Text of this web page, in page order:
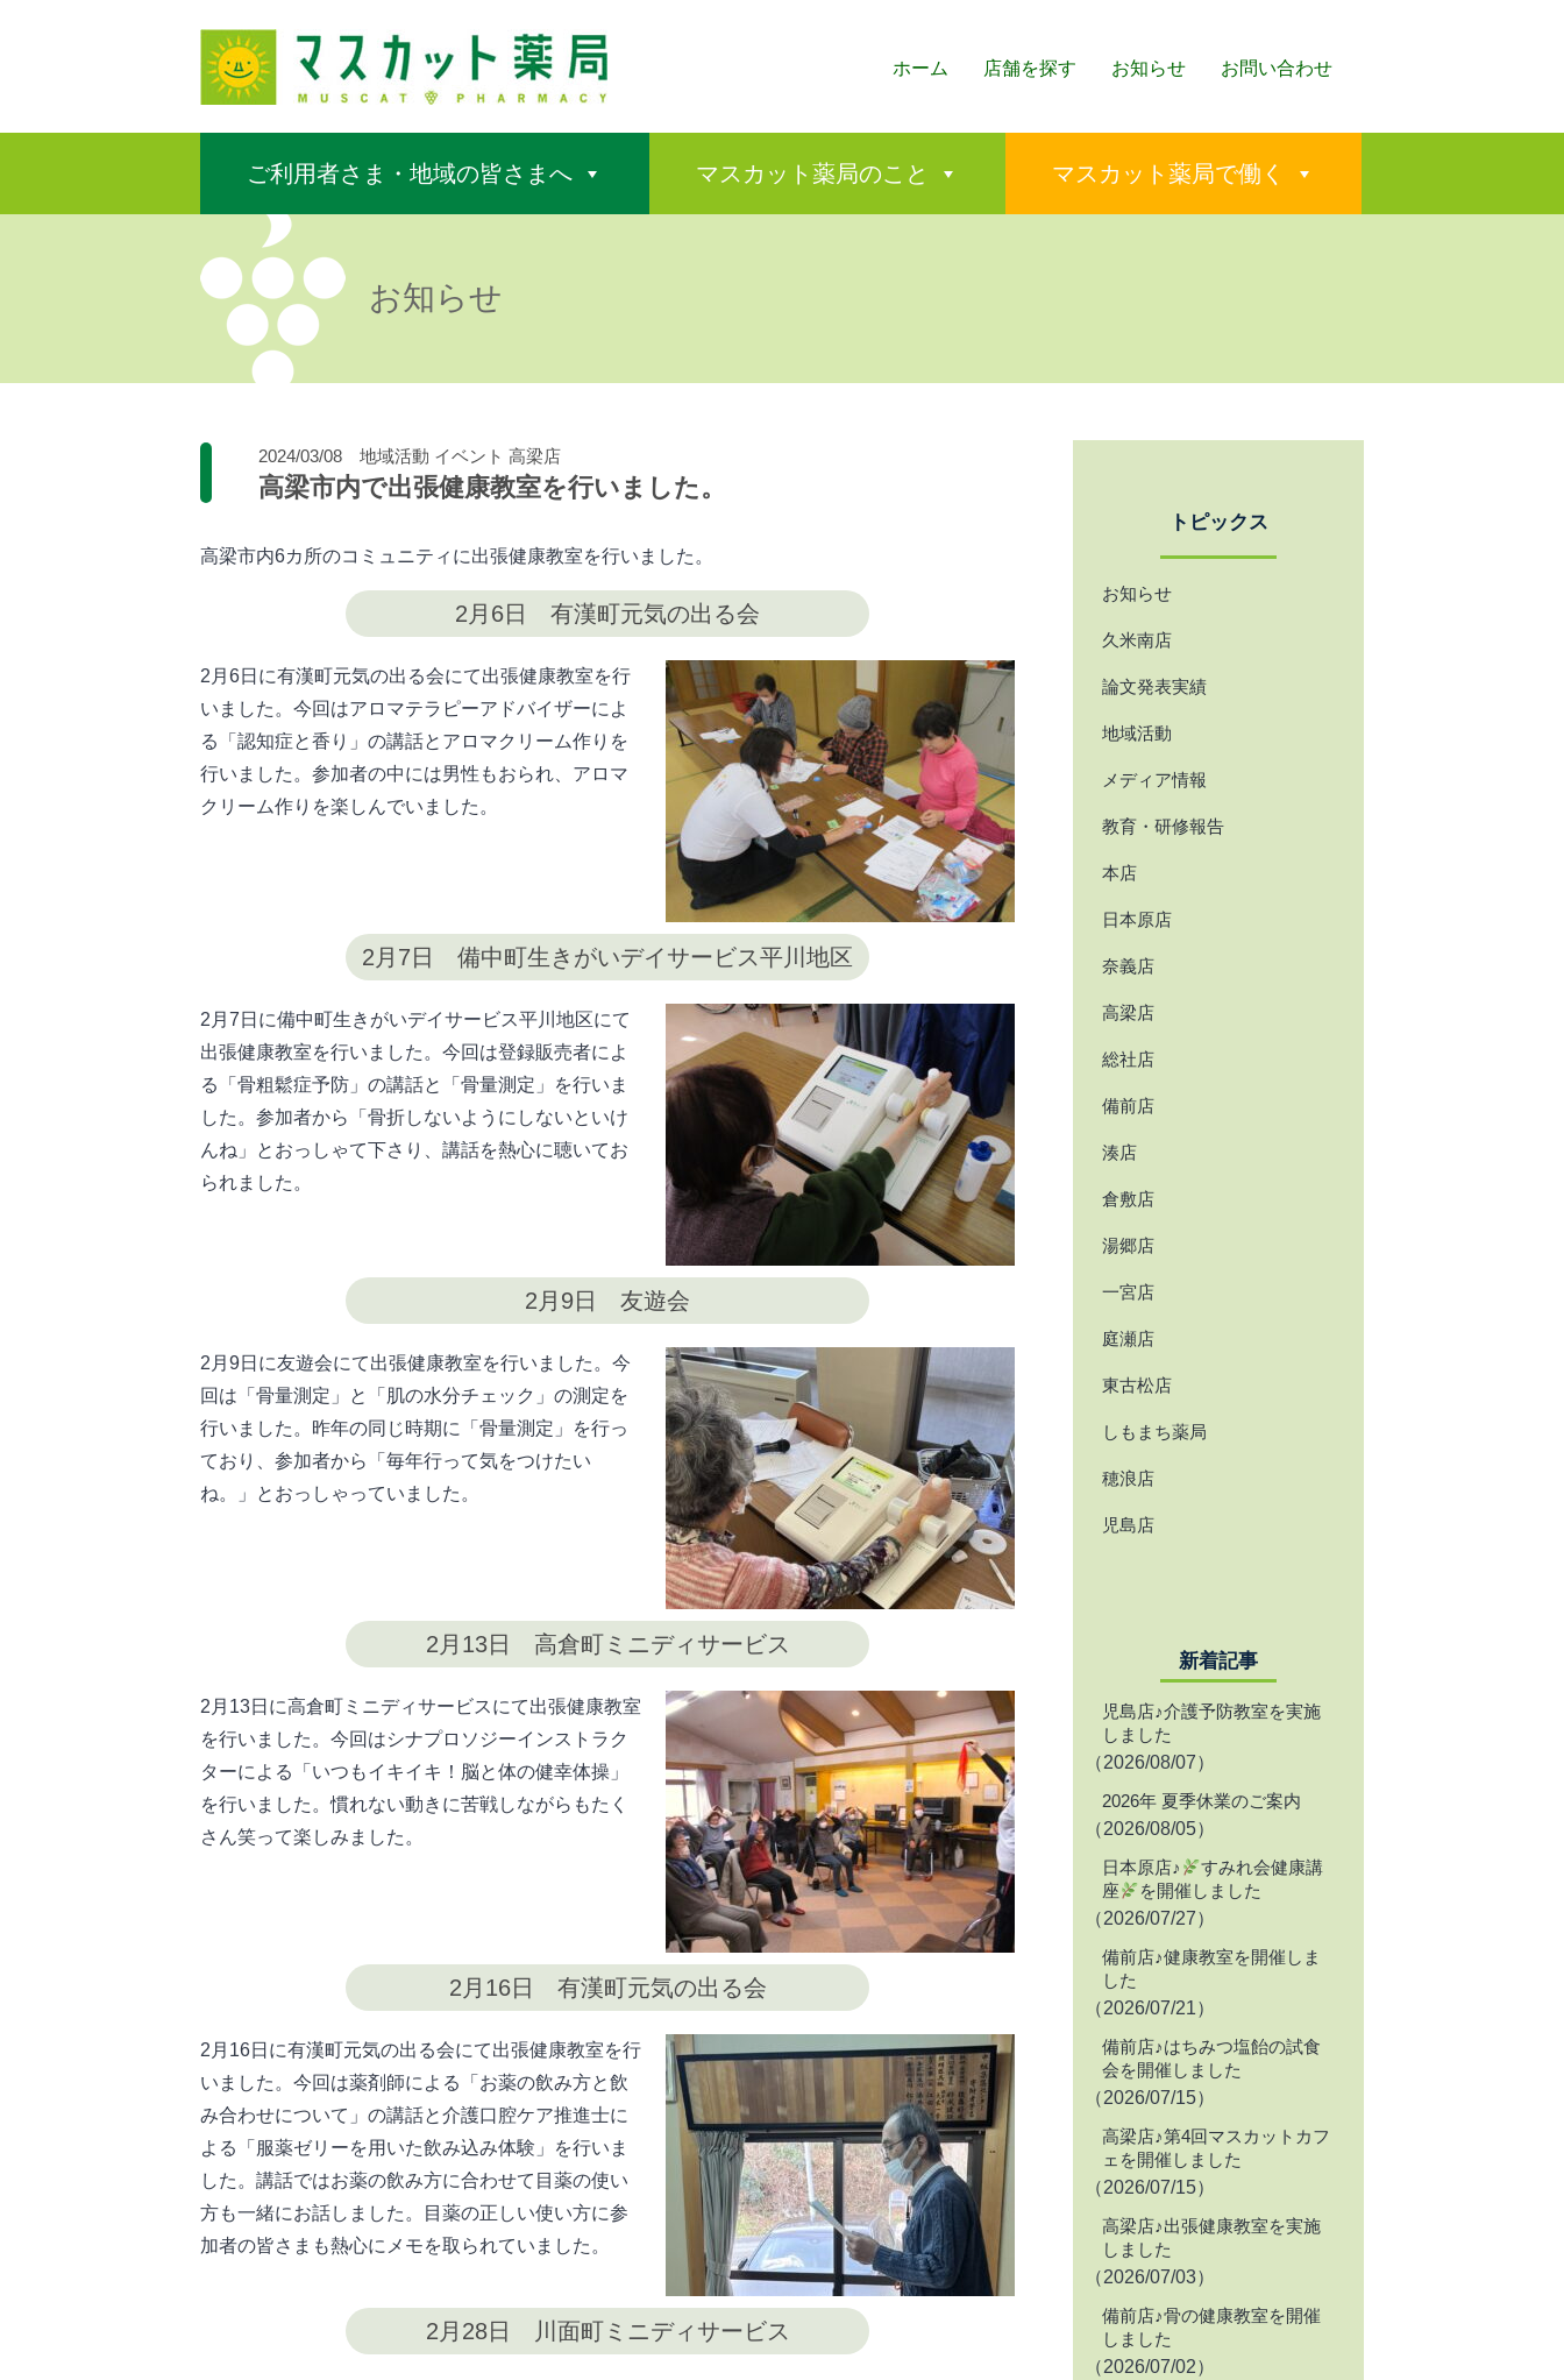
ホーム 店舗を探す お知らせ お問い合わせ
ご利用者さま・地域の皆さまへ マスカット薬局のこと マスカット薬局で働く
お知らせ
2024/03/08 地域活動 イベント 高梁店
高梁市内で出張健康教室を行いました。
高梁市内6カ所のコミュニティに出張健康教室を行いました。
2月6日 有漢町元気の出る会
2月6日に有漢町元気の出る会にて出張健康教室を行
いました。今回はアロマテラピーアドバイザーによ
る「認知症と香り」の講話とアロマクリーム作りを
行いました。参加者の中には男性もおられ、アロマ
クリーム作りを楽しんでいました。
2月7日 備中町生きがいデイサービス平川地区
2月7日に備中町生きがいデイサービス平川地区にて
出張健康教室を行いました。今回は登録販売者によ
る「骨粗鬆症予防」の講話と「骨量測定」を行いま
した。参加者から「骨折しないようにしないといけ
んね」とおっしゃて下さり、講話を熱心に聴いてお
られました。
2月9日 友遊会
2月9日に友遊会にて出張健康教室を行いました。今
回は「骨量測定」と「肌の水分チェック」の測定を
行いました。昨年の同じ時期に「骨量測定」を行っ
ており、参加者から「毎年行って気をつけたい
ね。」とおっしゃっていました。
2月13日 高倉町ミニディサービス
2月13日に高倉町ミニディサービスにて出張健康教室
を行いました。今回はシナプロソジーインストラク
ターによる「いつもイキイキ！脳と体の健幸体操」
を行いました。慣れない動きに苦戦しながらもたく
さん笑って楽しみました。
2月16日 有漢町元気の出る会
2月16日に有漢町元気の出る会にて出張健康教室を行
いました。今回は薬剤師による「お薬の飲み方と飲
み合わせについて」の講話と介護口腔ケア推進士に
よる「服薬ゼリーを用いた飲み込み体験」を行いま
した。講話ではお薬の飲み方に合わせて目薬の使い
方も一緒にお話しました。目薬の正しい使い方に参
加者の皆さまも熱心にメモを取られていました。
2月28日 川面町ミニディサービス
トピックス
お知らせ
久米南店
論文発表実績
地域活動
メディア情報
教育・研修報告
本店
日本原店
奈義店
高梁店
総社店
備前店
湊店
倉敷店
湯郷店
一宮店
庭瀬店
東古松店
しもまち薬局
穂浪店
児島店
新着記事
児島店♪介護予防教室を実施
しました
（2026/08/07）
2026年 夏季休業のご案内
（2026/08/05）
日本原店♪
すみれ会健康講
座
を開催しました
（2026/07/27）
備前店♪健康教室を開催しま
した
（2026/07/21）
備前店♪はちみつ塩飴の試食
会を開催しました
（2026/07/15）
高梁店♪第4回マスカットカフ
ェを開催しました
（2026/07/15）
高梁店♪出張健康教室を実施
しました
（2026/07/03）
備前店♪骨の健康教室を開催
しました
（2026/07/02）